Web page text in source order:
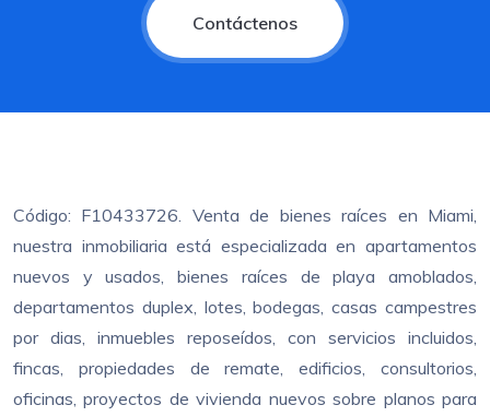
Contáctenos
Código: F10433726. Venta de bienes raíces en Miami,
nuestra inmobiliaria está especializada en apartamentos
nuevos y usados, bienes raíces de playa amoblados,
departamentos duplex, lotes, bodegas, casas campestres
por dias, inmuebles reposeídos, con servicios incluidos,
fincas, propiedades de remate, edificios, consultorios,
oficinas, proyectos de vivienda nuevos sobre planos para